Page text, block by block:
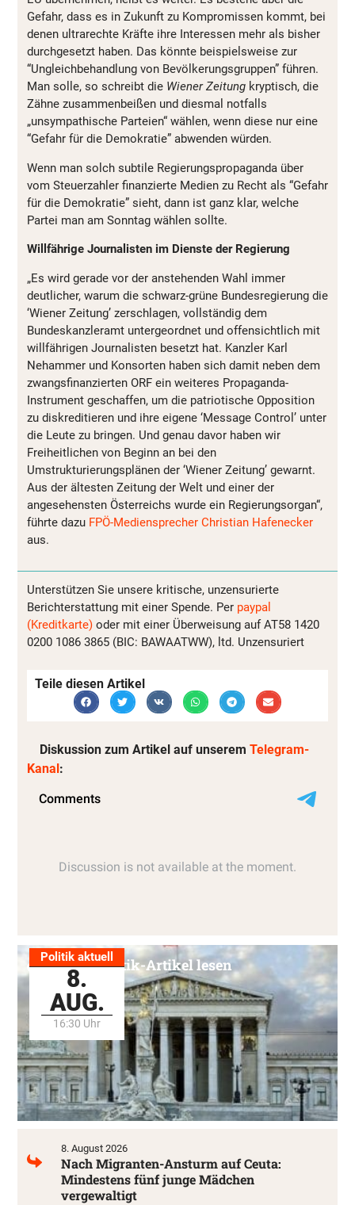
Gefahr, dass es in Zukunft zu Kompromissen kommt, bei
denen ultrarechte Kräfte ihre Interessen mehr als bisher
durchgesetzt haben. Das könnte beispielsweise zur
“Ungleichbehandlung von Bevölkerungsgruppen” führen.
Man solle, so schreibt die Wiener Zeitung kryptisch, die
Zähne zusammenbeißen und diesmal notfalls
„unsympathische Parteien“ wählen, wenn diese nur eine
“Gefahr für die Demokratie” abwenden würden.
Wenn man solch subtile Regierungspropaganda über
vom Steuerzahler finanzierte Medien zu Recht als “Gefahr
für die Demokratie” sieht, dann ist ganz klar, welche
Partei man am Sonntag wählen sollte.
Willfährige Journalisten im Dienste der Regierung
„Es wird gerade vor der anstehenden Wahl immer
deutlicher, warum die schwarz-grüne Bundesregierung die
‘Wiener Zeitung’ zerschlagen, vollständig dem
Bundeskanzleramt untergeordnet und offensichtlich mit
willfährigen Journalisten besetzt hat. Kanzler Karl
Nehammer und Konsorten haben sich damit neben dem
zwangsfinanzierten ORF ein weiteres Propaganda-
Instrument geschaffen, um die patriotische Opposition
zu diskreditieren und ihre eigene ‘Message Control’ unter
die Leute zu bringen. Und genau davor haben wir
Freiheitlichen von Beginn an bei den
Umstrukturierungsplänen der ‘Wiener Zeitung’ gewarnt.
Aus der ältesten Zeitung der Welt und einer der
angesehensten Österreichs wurde ein Regierungsorgan“,
führte dazu FPÖ-Mediensprecher Christian Hafenecker
aus.
Unterstützen Sie unsere kritische, unzensurierte
Berichterstattung mit einer Spende. Per paypal
(Kreditkarte) oder mit einer Überweisung auf AT58 1420
0200 1086 3865 (BIC: BAWAATWW), ltd. Unzensuriert
Teile diesen Artikel
Diskussion zum Artikel auf unserem Telegram-
Kanal :
Politik aktuell
8.
AUG.
16:30 Uhr
Alle Politik-Artikel lesen
8. August 2026
Nach Migranten-Ansturm auf Ceuta:
Mindestens fünf junge Mädchen
vergewaltigt